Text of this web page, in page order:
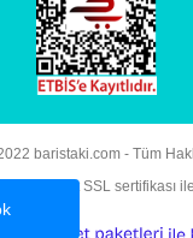
baristaki.com - Tüm
256bit SSL sertifikası
e-